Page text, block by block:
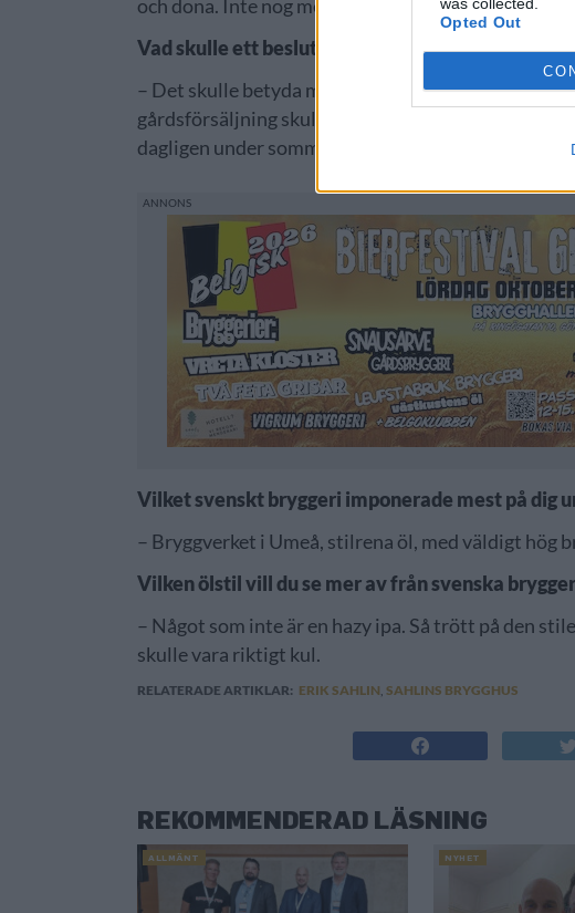
Opted Out
och dona. Inte nog med att man tappar tid och
Vad skulle ett beslut om gårdsförsäljning betyda
– Det skulle betyda mycket, då vi på gården redan
gårdsförsäljning skulle vara enormt. Tänker mig ett
dagligen under sommaren.
Vilket svenskt bryggeri imponerade mest på dig
– Bryggverket i Umeå, stilrena öl, med väldigt hög
Vilken ölstil vill du se mer av från svenska
– Något som inte är en hazy ipa. Så trött på den
skulle vara riktigt kul.
RELATERADE ARTIKLAR: ERIK SAHLIN ,SAHLINS BRYGGHUS
REKOMMENDERAD LÄSNING
ALLMÄNT NYHET